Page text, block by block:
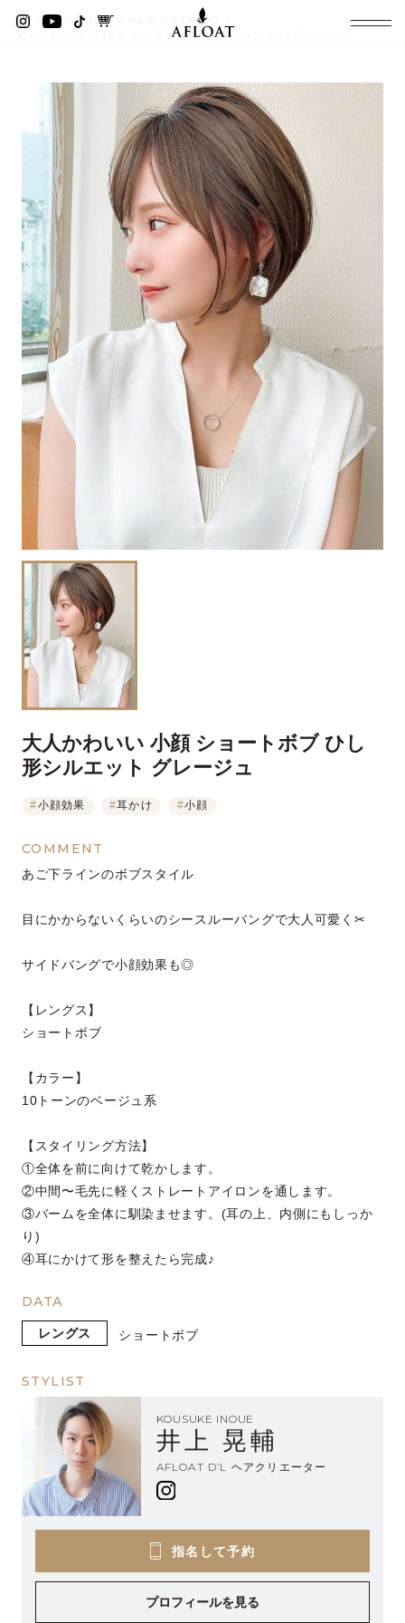
AFLOAT TOP
HAIR CATALOG
大人かわいい 小顔 ショートボブ ひし形シルエット グレージュ
大人かわいい 小顔 ショートボブ ひし
形シルエット グレージュ
#小顔効果 #耳かけ #小顔
COMMENT
あご下ラインのボブスタイル
目にかからないくらいのシースルーバングで大人可愛く✂︎
サイドバングで小顔効果も◎
【レングス】
ショート⁡ボブ
【カラー】
10トーンのベージュ系
【スタイリング方法】
①全体を前に向けて乾かします。
②中間〜毛先に軽くストレートアイロンを通します。
③バームを全体に馴染ませます。(耳の上、内側にもしっか
り)
④耳にかけて形を整えたら完成♪
DATA
レングス ショート ボブ
STYLIST
KOUSUKE INOUE
井上 晃輔
AFLOAT D’L ヘアクリエーター
指名して予約
プロフィールを見る